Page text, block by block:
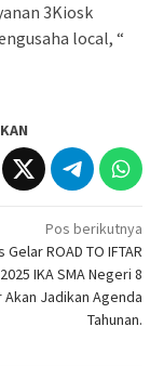
3Kiosk
local, “
Pos berikutnya
Gelar ROAD TO IFTAR
2025 IKA SMA Negeri 8
Akan Jadikan Agenda
Tahunan.